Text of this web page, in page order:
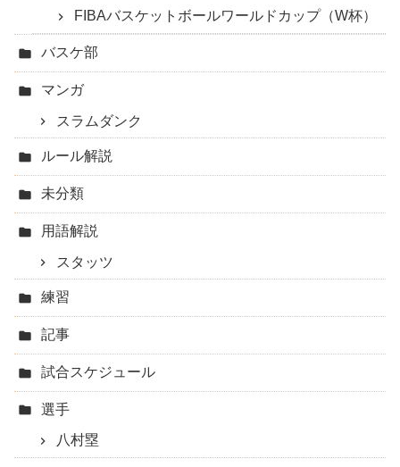
FIBAバスケットボールワールドカップ（W杯）
バスケ部
マンガ
スラムダンク
ルール解説
未分類
用語解説
スタッツ
練習
記事
試合スケジュール
選手
八村塁